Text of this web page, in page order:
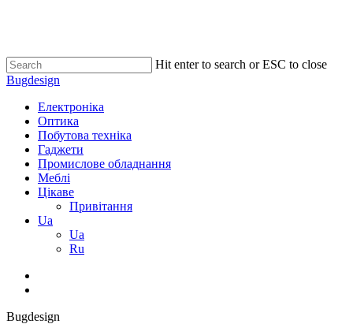
content
Hit enter to search or ESC to close
Close
Bugdesign
search
Menu
Електроніка
Оптика
Побутова техніка
Гаджети
Промислове обладнання
Меблі
Цікаве
Привітання
Ua
Ua
Ru
Bugdesign